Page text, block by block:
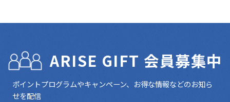
ARISE GIFT 会員募集中
ポイントプログラムやキャンペーン、お得な情報などのお知ら
せを配信